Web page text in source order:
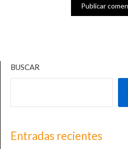
BUSCAR
Entradas recientes